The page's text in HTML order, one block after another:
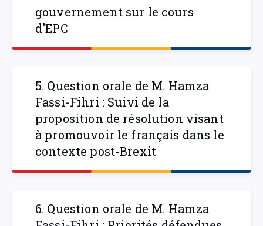
gouvernement sur le cours
d'EPC
5. Question orale de M. Hamza
Fassi-Fihri : Suivi de la
proposition de résolution visant
à promouvoir le français dans le
contexte post-Brexit
6. Question orale de M. Hamza